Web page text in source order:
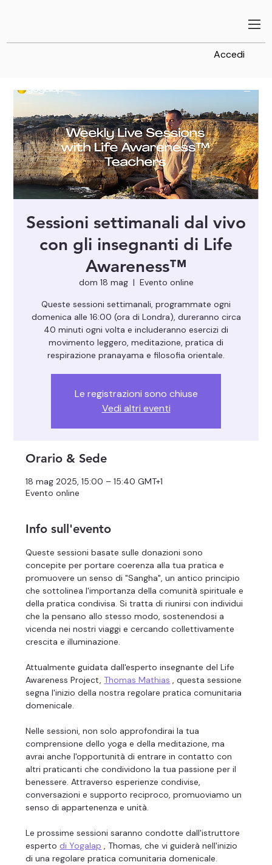
Accedi
Sessioni settimanali dal vivo
con gli insegnanti di Life
Awareness™
dom 18 mag
  |
Evento online
Queste sessioni settimanali, programmate ogni
domenica alle 16:00 (ora di Londra), dureranno circa
40 minuti ogni volta e includeranno esercizi di
movimento leggero, meditazione, pratica di
respirazione pranayama e filosofia orientale.
Le registrazioni sono chiuse
Vedi altri eventi
Orario & Sede
18 mag 2025, 15:00 – 15:40 GMT+1
Evento online
Info sull'evento
Queste sessioni basate sulle donazioni sono
concepite per portare coerenza alla tua pratica e
promuovere un senso di "Sangha", un antico principio
che sottolinea l'importanza della comunità spirituale e
della pratica condivisa. Si tratta di riunirsi con individui
che la pensano allo stesso modo, sostenendosi a
vicenda nei nostri viaggi e cercando collettivamente
crescita e illuminazione.
Attualmente guidata dall'esperto insegnante del Life
Awareness Project, Thomas Mathias , questa sessione
segna l'inizio della nostra regolare pratica comunitaria
domenicale.
Nelle sessioni, non solo approfondirai la tua
comprensione dello yoga e della meditazione, ma
avrai anche l'opportunità di entrare in contatto con
altri praticanti che condividono la tua passione per il
benessere. Attraverso esperienze condivise,
conversazioni e supporto reciproco, promuoviamo un
senso di appartenenza e unità.
Le prossime sessioni saranno condotte dall'istruttore
esperto di Yogalap , Thomas, che vi guiderà nell'inizio
di una regolare pratica comunitaria domenicale.